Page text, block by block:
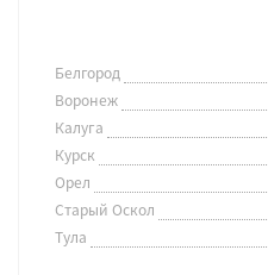
Белгород
Воронеж
Калуга
Курск
Орел
Старый Оскол
Тула